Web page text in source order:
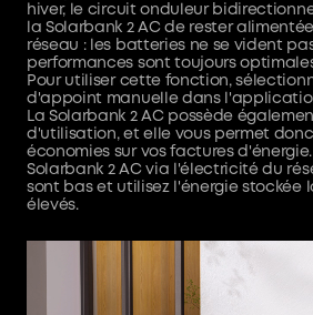
hiver, le circuit onduleur
la Solarbank 2 AC de rester
réseau : les batteries ne se vident
performances sont toujours
Pour utiliser cette fonction,
d'appoint manuelle dans
La Solarbank 2 AC possède
d'utilisation, et elle vous permet
économies sur vos factures
Solarbank 2 AC via l'électricité du
sont bas et utilisez l'énergie stockée
élevés.